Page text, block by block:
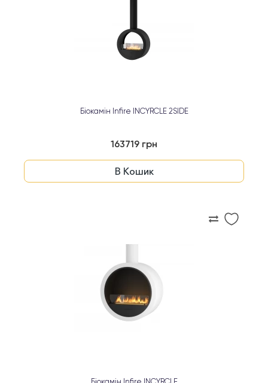
Біокамін Infire INCYRCLE 2SIDE
163719 грн
В Кошик